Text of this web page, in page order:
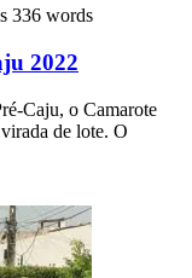
336 words
2022
Caju, o Camarote
de lote. O